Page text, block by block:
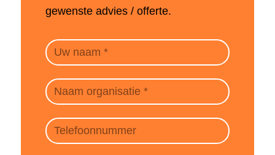
gewenste advies / offerte.